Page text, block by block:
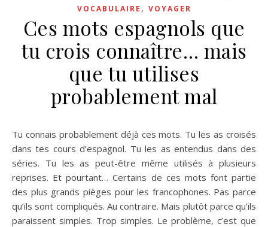
VOCABULAIRE , VOYAGER
Ces mots espagnols que
tu crois connaître… mais
que tu utilises
probablement mal
Tu connais probablement déjà ces mots. Tu les as croisés
dans tes cours d’espagnol. Tu les as entendus dans des
séries. Tu les as peut-être même utilisés à plusieurs
reprises. Et pourtant… Certains de ces mots font partie
des plus grands pièges pour les francophones. Pas parce
qu’ils sont compliqués. Au contraire. Mais plutôt parce qu’ils
paraissent simples. Trop simples. Le problème, c’est que